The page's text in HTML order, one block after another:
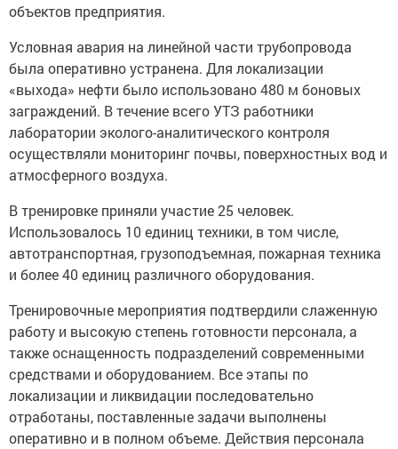
объектов предприятия.
Условная авария на линейной части трубопровода
была оперативно устранена. Для локализации
«выхода» нефти было использовано 480 м боновых
заграждений. В течение всего УТЗ работники
лаборатории эколого-аналитического контроля
осуществляли мониторинг почвы, поверхностных вод и
атмосферного воздуха.
В тренировке приняли участие 25 человек.
Использовалось 10 единиц техники, в том числе,
автотранспортная, грузоподъемная, пожарная техника
и более 40 единиц различного оборудования.
Тренировочные мероприятия подтвердили слаженную
работу и высокую степень готовности персонала, а
также оснащенность подразделений современными
средствами и оборудованием. Все этапы по
локализации и ликвидации последовательно
отработаны, поставленные задачи выполнены
оперативно и в полном объеме. Действия персонала